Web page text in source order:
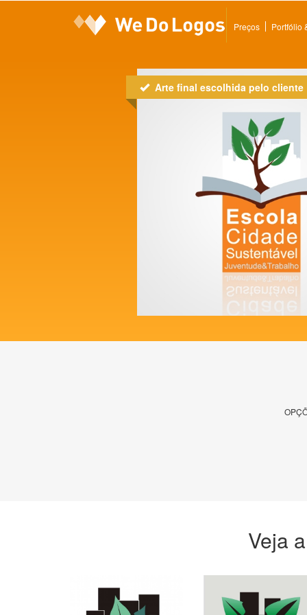
Preços Portfólio
Arte final escolhida pelo cliente
Veja